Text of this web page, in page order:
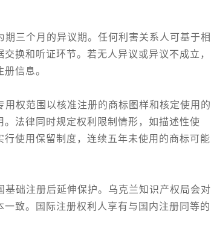
三个月的异议期。任何利害关系人可基于相
换和听证环节。若无人异议或异议不成立，
信息。
权范围以核准注册的商标图样和核定使用的
法律同时规定权利限制情形，如描述性使
使用保留制度，连续五年未使用的商标可能
础注册后延伸保护。乌克兰知识产权局会对
致。国际注册权利人享有与国内注册同等的